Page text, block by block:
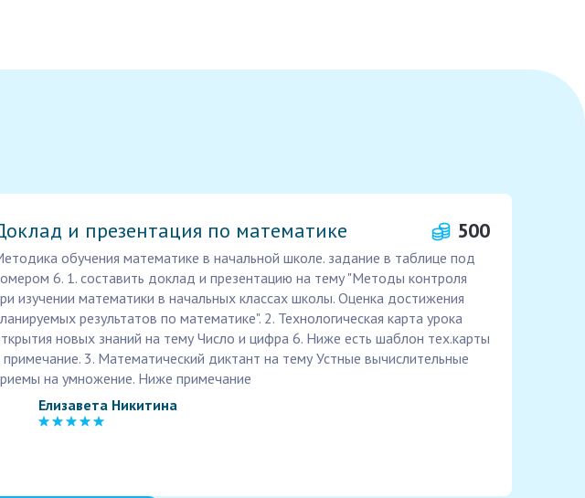
и презентация по математике 500
обучения математике в начальной школе. задание в таблице под
6. 1. составить доклад и презентацию на тему "Методы контроля
изучении математики в начальных классах школы. Оценка достижения
результатов по математике". 2. Технологическая карта урока
новых знаний на тему Число и цифра 6. Ниже есть шаблон тех.карты
примечание. 3. Математический диктант на тему Устные вычислительные
на умножение. Ниже примечание
Елизавета Никитина